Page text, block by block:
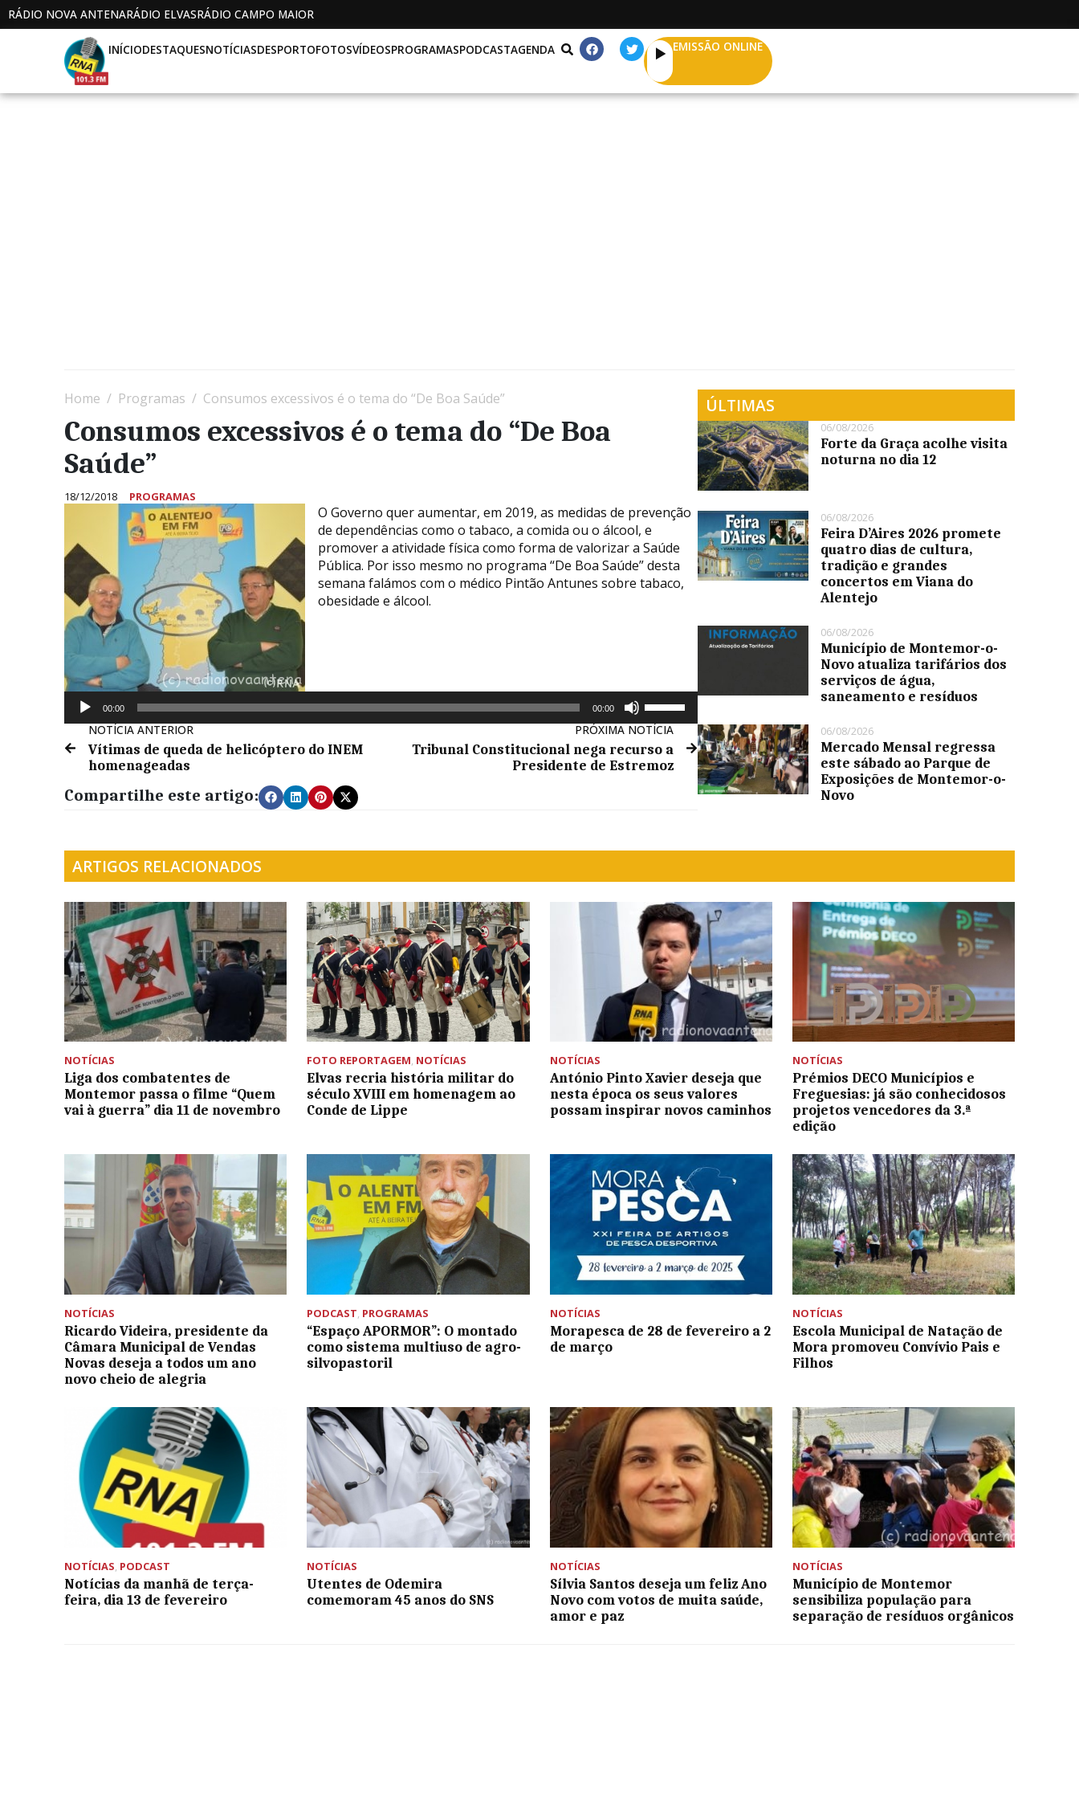
RÁDIO NOVA ANTENARÁDIO ELVASRÁDIO CAMPO MAIOR
INÍCIODESTAQUESNOTÍCIASDESPORTOFOTOSVÍDEOSPROGRAMASPODCASTAGENDA EMISSÃO ONLINE
Home Programas Consumos excessivos é o tema do “De Boa Saúde”
Consumos excessivos é o tema do “De Boa
Saúde”
18/12/2018 PROGRAMAS
O Governo quer aumentar, em 2019, as medidas de prevenção
de dependências como o tabaco, a comida ou o álcool, e
promover a atividade física como forma de valorizar a Saúde
Pública. Por isso mesmo no programa “De Boa Saúde” desta
semana falámos com o médico Pintão Antunes sobre tabaco,
obesidade e álcool.
áudio
00:00 00:00
setas
cima/baixo
para
aumentar
NOTÍCIA ANTERIOR
Vítimas de queda de helicóptero do INEM
homenageadas
PRÓXIMA NOTÍCIA
Tribunal Constitucional nega recurso a
Presidente de Estremoz
Compartilhe este artigo:
ÚLTIMAS
06/08/2026
Forte da Graça acolhe visita
noturna no dia 12
06/08/2026
Feira D’Aires 2026 promete
quatro dias de cultura,
tradição e grandes
concertos em Viana do
Alentejo
06/08/2026
Município de Montemor-o-
Novo atualiza tarifários dos
serviços de água,
saneamento e resíduos
06/08/2026
Mercado Mensal regressa
este sábado ao Parque de
Exposições de Montemor-o-
Novo
ARTIGOS RELACIONADOS
NOTÍCIAS
Liga dos combatentes de
Montemor passa o filme “Quem
vai à guerra” dia 11 de novembro
FOTO REPORTAGEM, NOTÍCIAS
Elvas recria história militar do
século XVIII em homenagem ao
Conde de Lippe
NOTÍCIAS
António Pinto Xavier deseja que
nesta época os seus valores
possam inspirar novos caminhos
NOTÍCIAS
Prémios DECO Municípios e
Freguesias: já são conhecidosos
projetos vencedores da 3.ª
edição
NOTÍCIAS
Ricardo Videira, presidente da
Câmara Municipal de Vendas
Novas deseja a todos um ano
novo cheio de alegria
PODCAST, PROGRAMAS
“Espaço APORMOR”: O montado
como sistema multiuso de agro-
silvopastoril
NOTÍCIAS
Morapesca de 28 de fevereiro a 2
de março
NOTÍCIAS
Escola Municipal de Natação de
Mora promoveu Convívio Pais e
Filhos
NOTÍCIAS, PODCAST
Notícias da manhã de terça-
feira, dia 13 de fevereiro
NOTÍCIAS
Utentes de Odemira
comemoram 45 anos do SNS
NOTÍCIAS
Sílvia Santos deseja um feliz Ano
Novo com votos de muita saúde,
amor e paz
NOTÍCIAS
Município de Montemor
sensibiliza população para
separação de resíduos orgânicos